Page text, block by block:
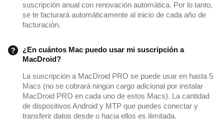
suscripción anual con renovación automática. Por lo tanto,
se te facturará automáticamente al inicio de cada año de
facturación.
¿En cuántos Mac puedo usar mi suscripción a
MacDroid?
La suscripción a MacDroid PRO se puede usar en hasta 5
Macs (no se cobrará ningún cargo adicional por instalar
MacDroid PRO en cada uno de estos Macs). La cantidad
de dispositivos Android y MTP que puedes conectar y
transferir datos desde o hacia ellos es ilimitada.